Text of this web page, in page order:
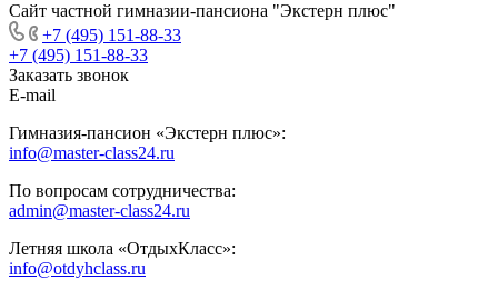
Сайт частной гимназии-пансиона "Экстерн плюс"
+7 (495) 151-88-33
+7 (495) 151-88-33
Заказать звонок
E-mail
Гимназия-пансион «Экстерн плюс»:
info@master-class24.ru
По вопросам сотрудничества:
admin@master-class24.ru
Летняя школа «ОтдыхКласс»:
info@otdyhclass.ru